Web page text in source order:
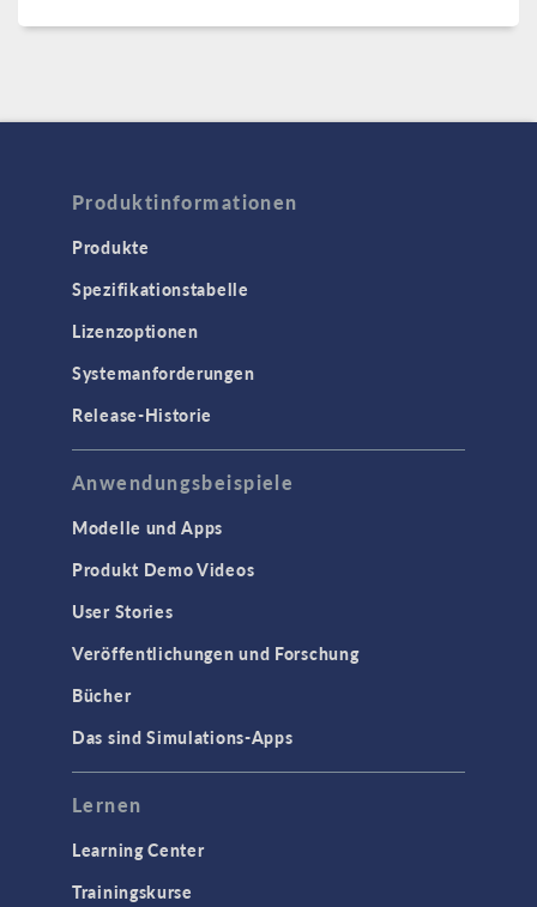
Produktinformationen
Produkte
Spezifikationstabelle
Lizenzoptionen
Systemanforderungen
Release-Historie
Anwendungsbeispiele
Modelle und Apps
Produkt Demo Videos
User Stories
Veröffentlichungen und Forschung
Bücher
Das sind Simulations-Apps
Lernen
Learning Center
Trainingskurse